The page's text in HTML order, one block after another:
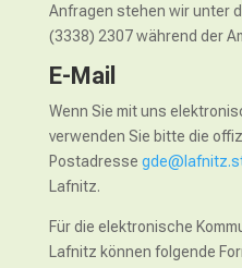
Anfragen stehen wir unter
(3338) 2307 während der
E-Mail
Wenn Sie mit uns
verwenden Sie bitte die
Postadresse
Lafnitz.
Für die elektronische
Lafnitz können folgende